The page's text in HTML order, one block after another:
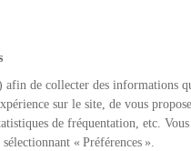
afin de collecter des informations
sur le site, de vous
de fréquentation, etc. Vous
« Préférences ».